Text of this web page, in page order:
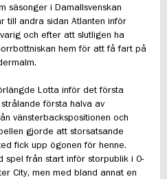
säsonger i Damallsvenskan
till andra sidan Atlanten inför
och efter att slutligen ha
hem för att få fart på
Lotta inför det första
första halva av
vänsterbackspositionen och
gjorde att storsatsande
fick upp ögonen för henne.
spel från start inför storpublik i 0-
City, men med bland annat en